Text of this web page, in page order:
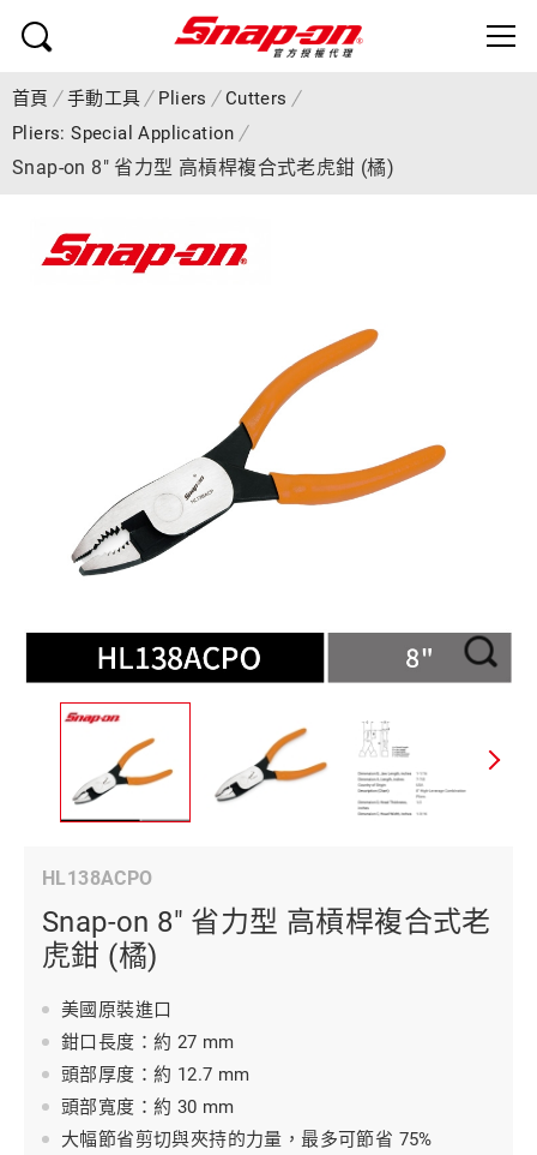
首頁 手動工具 Pliers
Cutters
Pliers: Special Application
Snap-on 8" 省力型 高槓桿複合式老虎鉗 (橘)
HL138ACPO
Snap-on 8" 省力型 高槓桿複合式老
虎鉗 (橘)
美國原裝進口
鉗口長度：約 27 mm
頭部厚度：約 12.7 mm
頭部寬度：約 30 mm
大幅節省剪切與夾持的力量，最多可節省 75%